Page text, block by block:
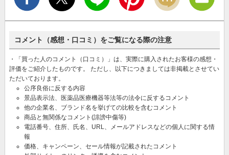
コメント（感想・口コミ）をご覧になる際の注意
・「買った人のコメント（口コミ）」は、実際に購入されたお客様の感想・
評価をご紹介したものです。 ただし、以下につきましては非掲載とさせてい
ただいております。
公序良俗に反する内容
景品表示法、医薬品医療機器等法等の法令に反するコメント
他の企業名、ブランド名を挙げての比較を含むコメント
商品と無関係なコメント(誹謗中傷等)
電話番号、住所、氏名、URL、メールアドレスなどの個人に関する情
報
価格、キャンペーン、セール情報が記載されたコメント